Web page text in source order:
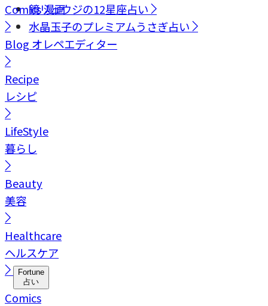
鏡リュウジの12星座占い
水晶玉子のプレミアムうさぎ占い
Comics漫画
Blog オレペエディター
Recipe
レシピ
LifeStyle
暮らし
Beauty
美容
Healthcare
ヘルスケア
Fortune
占い
Comics